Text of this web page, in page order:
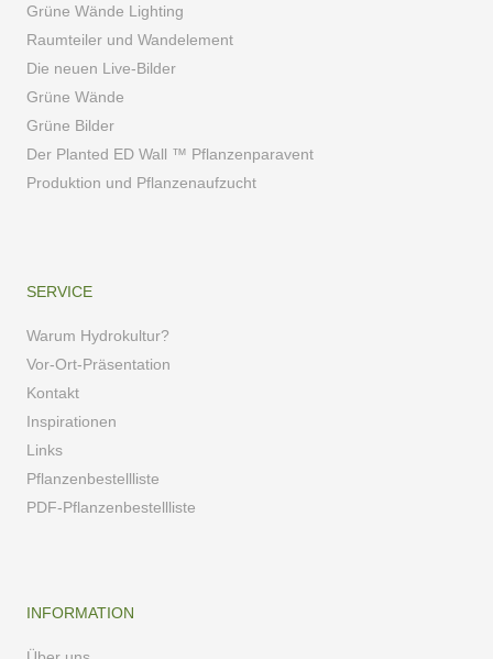
Grüne Wände Lighting
Raumteiler und Wandelement
Die neuen Live-Bilder
Grüne Wände
Grüne Bilder
Der Planted ED Wall ™ Pflanzenparavent
Produktion und Pflanzenaufzucht
SERVICE
Warum Hydrokultur?
Vor-Ort-Präsentation
Kontakt
Inspirationen
Links
Pflanzenbestellliste
PDF-Pflanzenbestellliste
INFORMATION